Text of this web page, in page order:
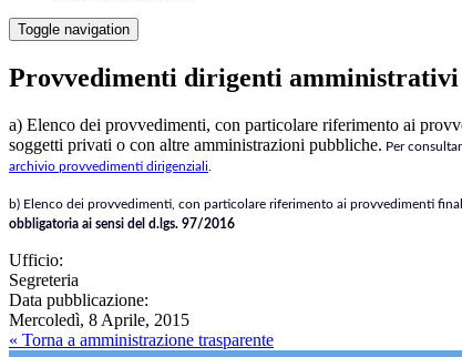
Toggle navigation
Provvedimenti dirigenti amministrativi
a) Elenco dei provvedimenti, con particolare riferimento ai
soggetti privati o con altre amministrazioni pubbliche. Per
archivio provvedimenti dirigenziali.
b) Elenco dei provvedimenti, con particolare riferimento ai provvedimenti
obbligatoria ai sensi del d.lgs. 97/2016
Ufficio:
Segreteria
Data pubblicazione:
Mercoledì, 8 Aprile, 2015
« Torna a amministrazione trasparente